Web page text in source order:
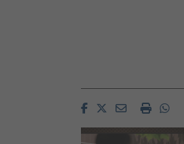
FacebookTwitterEmail